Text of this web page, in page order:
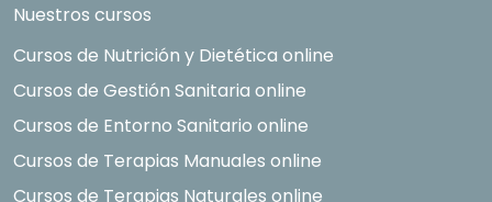
Nuestros cursos
Cursos de Nutrición y Dietética online
Cursos de Gestión Sanitaria online
Cursos de Entorno Sanitario online
Cursos de Terapias Manuales online
Cursos de Terapias Naturales online